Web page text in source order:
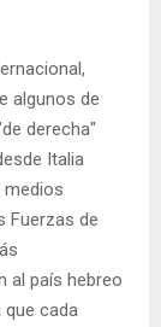
algunos de
derecha"
Italia
medios
Fuerzas de
al país hebreo
que cada